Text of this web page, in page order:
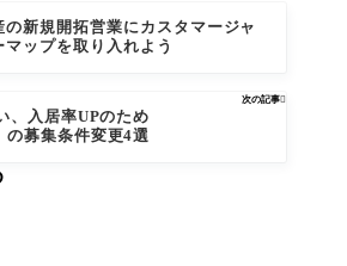
の新規開拓営業にカスタマージャ
マップを取り入れよう
次の記事
、入居率UPのため
の募集条件変更4選